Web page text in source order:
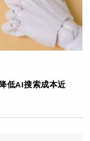
低AI搜索成本近